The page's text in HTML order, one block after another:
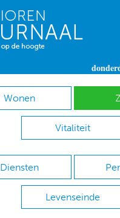
Wonen
Vitaliteit
Diensten
Levenseinde